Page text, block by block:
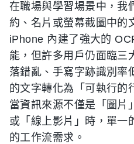
在職場與學習場景中，我
約、名片或螢幕截圖中的
iPhone 內建了強大的
能，但許多用戶仍面臨三
落錯亂、手寫字跡識別率
的文字轉化為「可執行的
當資訊來源不僅是「圖片
或「線上影片」時，單一
的工作流需求。